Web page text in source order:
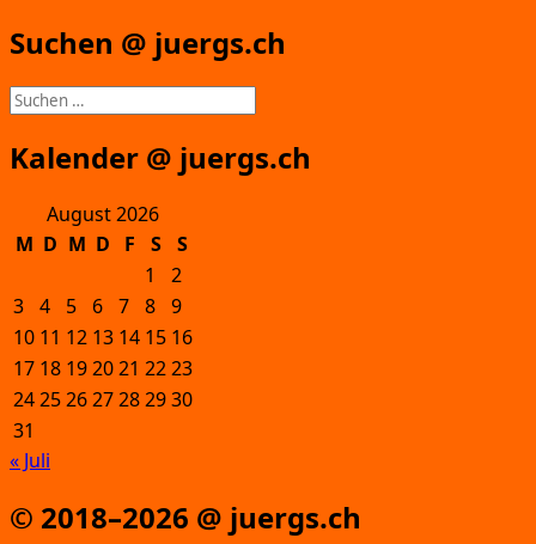
Suchen @ juergs.ch
Suchen
nach:
Kalender @ juergs.ch
August 2026
M D M D F S
S
1
2
3 4 5 6 7 8 9
10 11 12 13 14 15 16
17 18 192021 2223
24252627282930
31
« Juli
© 2018–2026 @ juergs.ch